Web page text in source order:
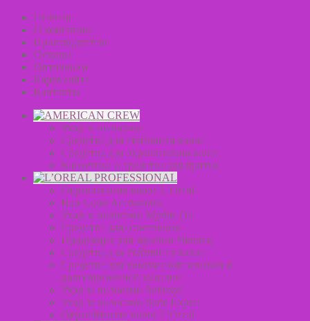
Главная
О компании
Производители
Отзывы
Оптовикам
Карта сайта
Контакты
Уход за волосами
Средства для стайлинга волос
Средства для окрашивания волос
Косметика и средства для бритья
Окрашивание волос L’Oreal
Hair Color Accessories
Уход за волосами Mythic Oil
Средства для осветления
Продукция для мужчин Homme
Средства для стайлинга волос
Средства для химической завивки и
долговременной укладки
Уход за волосами Serioxyl
Уход за волосами Serie Expert
Окрашивание волос L’Oreal